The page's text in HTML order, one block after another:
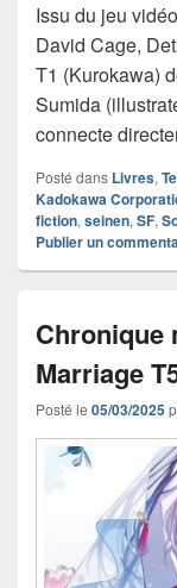
Issu du jeu
David Cage,
T1 (Kurokawa)
Sumida
connecte
Posté dans Livres,
Kadokawa
fiction,seinen,SF,
Publier un
Chronique
Marriage
Posté le 05/03/2025